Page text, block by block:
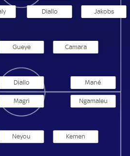
Diallo Jakobs
Gueye Camara
Diallo Mané
Kemen
Neyou
Ngamaleu
Magri